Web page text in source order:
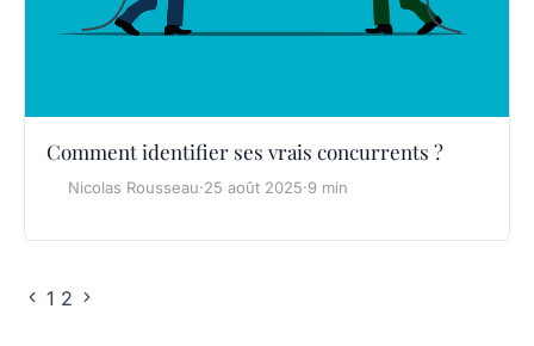
Comment identifier ses vrais concurrents ?
Nicolas Rousseau·25 août 2025·9 min
1 2